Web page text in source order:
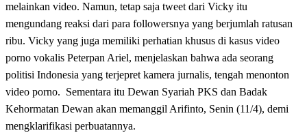
melainkan video. Namun, tetap saja tweet dari Vicky itu
mengundang reaksi dari para followersnya yang berjumlah ratusan
ribu. Vicky yang juga memiliki perhatian khusus di kasus video
porno vokalis Peterpan Ariel, menjelaskan bahwa ada seorang
politisi Indonesia yang terjepret kamera jurnalis, tengah menonton
video porno. Sementara itu Dewan Syariah PKS dan Badak
Kehormatan Dewan akan memanggil Arifinto, Senin (11/4), demi
mengklarifikasi perbuatannya.